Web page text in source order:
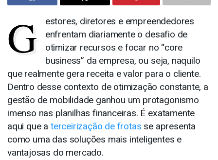
G
estores, diretores e empreendedores
enfrentam diariamente o desafio de
otimizar recursos e focar no “core
business” da empresa, ou seja, naquilo
que realmente gera receita e valor para o cliente.
Dentro desse contexto de otimização constante, a
gestão de mobilidade ganhou um protagonismo
imenso nas planilhas financeiras. É exatamente
aqui que a terceirização de frotas se apresenta
como uma das soluções mais inteligentes e
vantajosas do mercado.